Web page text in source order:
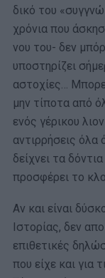
δικό του
χρόνια που
νου του- δεν
υποστηρίζει
αστοχίες…
μην τίποτα από
ενός γέρικου
αντιρρήσεις
δείχνει τα
προσφέρει το
Αν και είναι
Ιστορίας, δεν
επιθετικές
που είχε και για